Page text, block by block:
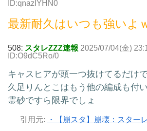
ID:qnazlYHN0
最新耐久はいつも強いよ
508: スタレZZZ速報 2025/07/04(金)
ID:O9dC5Ro/0
キャスヒアが頭一つ抜けてるだけ
久足りんとこはもう他の編成も付
霊砂ですら限界でしょ
引用元:
・【崩スタ】崩壊：スター